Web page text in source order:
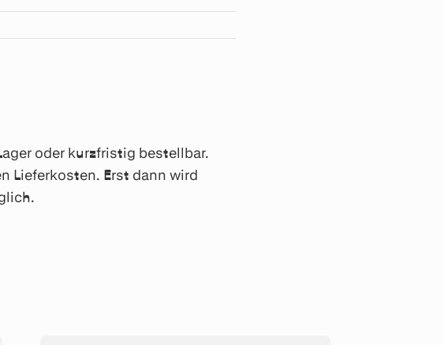
oder kurzfristig bestellbar.
Lieferkosten. Erst dann wird